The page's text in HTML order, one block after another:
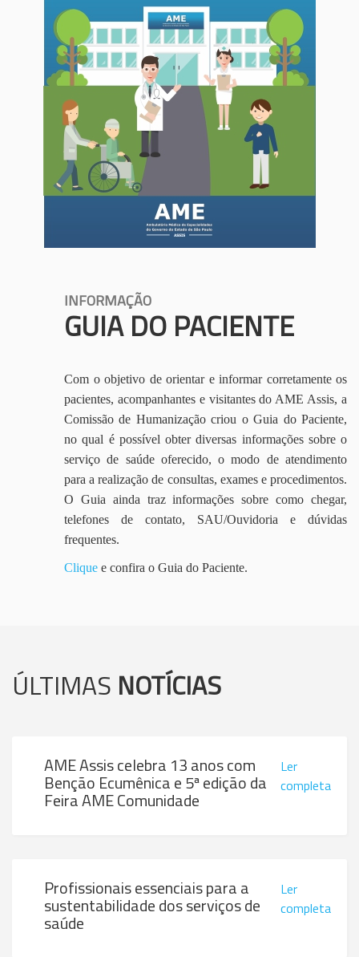
INFORMAÇÃO
GUIA DO PACIENTE
Com o objetivo de orientar e informar corretamente os
pacientes, acompanhantes e visitantes do AME Assis, a
Comissão de Humanização criou o Guia do Paciente,
no qual é possível obter diversas informações sobre o
serviço de saúde oferecido, o modo de atendimento
para a realização de consultas, exames e procedimentos.
O Guia ainda traz informações sobre como chegar,
telefones de contato, SAU/Ouvidoria e dúvidas
frequentes.
Clique e confira o Guia do Paciente.
ÚLTIMAS NOTÍCIAS
AME Assis celebra 13 anos com
Benção Ecumênica e 5ª edição da
Feira AME Comunidade
Ler
completa
Profissionais essenciais para a
sustentabilidade dos serviços de
saúde
Ler
completa